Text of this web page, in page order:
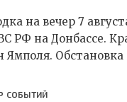
на вечер 7
РФ на Донбассе.
Обстановка
СОБЫТИЙ